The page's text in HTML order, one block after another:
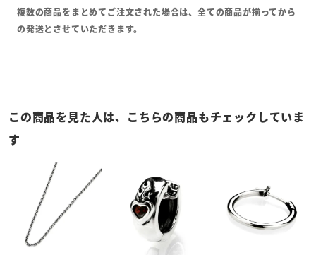
複数の商品をまとめてご注文された場合は、全ての商品が揃ってから
の発送とさせていただきます。
この商品を見た人は、こちらの商品もチェックしていま
す